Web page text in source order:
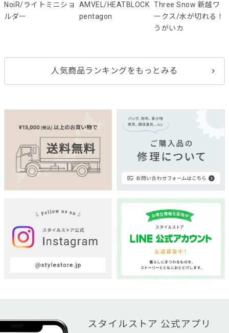
NoiR/ライトミニショ
ルダー
AMVEL/HEATBLOCK
pentagon
Three Snow 新越ワ
ークス/水が切れる！
うがいカ
人気商品ランキングをもっとみる